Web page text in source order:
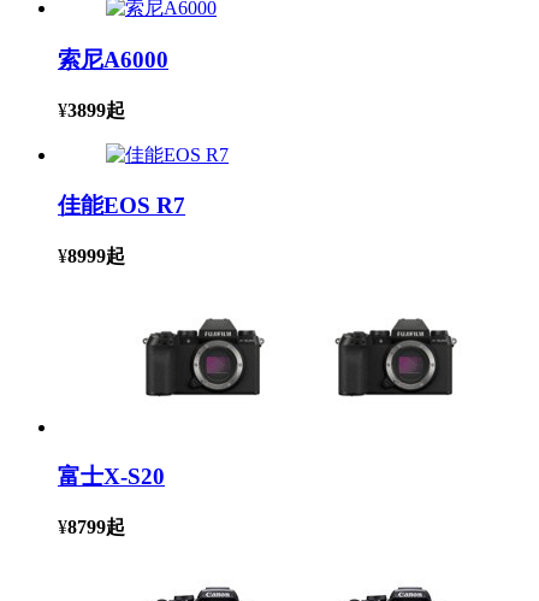
索尼A6000
¥3899起
佳能EOS R7
¥8999起
富士X-S20
¥8799起